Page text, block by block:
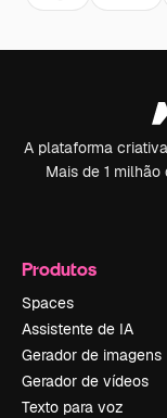
A plataforma
Mais de 1
Produtos
Spaces
Assistente de IA
Gerador de imagens
Gerador de vídeos
Texto para voz